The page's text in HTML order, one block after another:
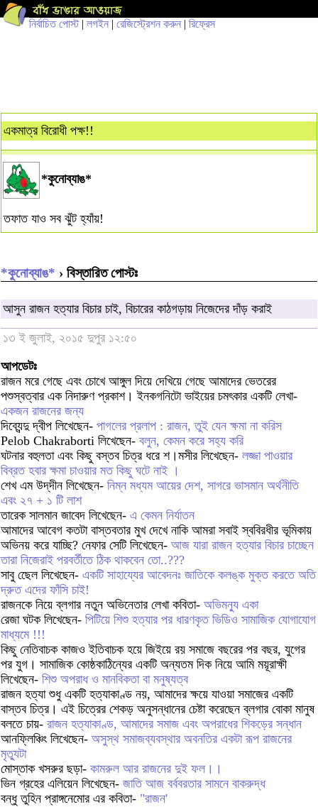
নির্বাচিত পোস্ট| লগইন | রেজিস্ট্রেশন করুন | রিফ্রেস
একমাত্র বিরোধী পক্ষ!!
*কুনোব্যাঙ*
তফাত যাও সব ঝুঁট হ্যাঁয়!
*কুনোব্যাঙ* › বিস্তারিত পোস্টঃ
আসুন রাজন হত্যার বিচার চাই, বিচারের কাঠগড়ায় নিজেদের দাঁড় করাই
১৩ ই জুলাই, ২০১৫ দুপুর ১২:৫০
আপডেটঃ
রাজন মরে গেছে এবং চোখে আঙ্গুল দিয়ে দেখিয়ে গেছে আমাদের ভেতরের
পশুস্বত্বার এক নিদারুণ প্রকাশ। ইনকগনিটো ভাইয়ের চমৎকার একটি লেখা-
একজন রাজনের জন্য
দিব্যেন্দু দ্বীপ লিখেছেন- পাগলের প্রলাপ : রাজন, তুই যেন ক্ষমা না করিস
Pelob Chakraborti লিখেছেন- বলুন, কেমন করে সহ্য করি
ঘটনার বহুলতা এবং কিছু বস্তব চিত্র ধরে শ।মসীর লিখেছেন- লজ্জা পাওয়ার
বিব্রত হবার ক্ষমা চাওয়ার মত কিছু ঘটে নাই ।
শেখ এম উদ্‌দীন লিখেছেন- নিম্ন মধ্যম আয়ের দেশ, সাগরে ভাসমান অর্থনীতি
এবং ২৭ + ১ টি লাশ
তারেক সালমান জাবেদ লিখেছেন- এ কেমন নির্যাতন
আমাদের আবেগ কতটা বাস্তবতার মুখ দেখে নাকি আমরা সবাই স্ববিরধীর ভূমিকায়
অভিনয় করে যাচ্ছি? নেফার সেটি লিখেছেন- আজ যারা রাজন হত্যার বিচার চাচ্ছেন
তারা নিজেরাই পরবর্তীতে ঠিক থাকবেন তো..???
সাবু ছেেল লিখেছেন- একটি সাহায্যের আবেদনঃ জাতিকে কলঙ্ক মুক্ত করতে অতি
দ্রুত এদের ফাঁসি চাই!
রাজনকে নিয়ে ব্লগার নতুন অভিনেতার লেখা কবিতা- অভিমন্যু একা
রেজা ঘটক লিখেছেন- পিটিয়ে শিশু হত্যার পর ধারণকৃত ভিডিও সামাজিক যোগাযোগ
মাধ্যমে !!!
কিছু নেতিবাচক কাজও ইতিবাচক হয়ে জিইয়ে রয় সমাজে বছরের পর বছর, যুগের
পর যুগ। সামাজিক কোষ্ঠকাঠিন্যের একটি অন্যতম দিক নিয়ে আমি ময়ূরাক্ষী
লিখেছেন- শিশু অপরাধ ও মানবিকতা বা মনুষ্যত্ব
রাজন হত্যা শুধু একটি হত্যাকাণ্ড নয়, আমাদের ক্ষয়ে যাওয়া সমাজের একটি
বাস্তব চিত্র। এই চিত্রের শেকড় অনুসন্ধানের চেষ্টা করেছেন ব্লগার বোকা মানুষ
বলতে চায়- রাজন হত্যাকাণ্ড, আমাদের সমাজ এবং অপরাধের শিকড়ের সন্ধান
আনফ্লিঞ্চিং লিখেছেন- অসুস্থ সমাজব্যবস্থার অবনতির একটা রূপ রাজনের
মৃত্যুটা
মোস্তাক খসরুর ছড়া- কামরুল আর রাজনের দুই ফল।।
ভিন গ্রহের এলিয়েন লিখেছেন- জাতি আজ বর্ববরতার সামনে বাকরুদ্ধ
বন্ধু তুহিন প্রাঙ্গনেমোর এর কবিতা- "রাজন'